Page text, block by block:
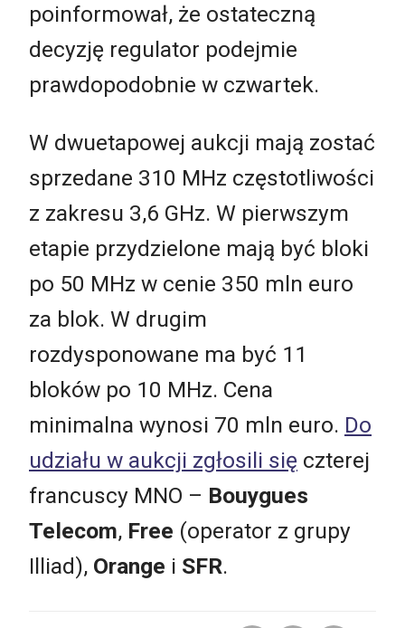
poinformował, że ostateczną
decyzję regulator podejmie
prawdopodobnie w czwartek.
W dwuetapowej aukcji mają zostać
sprzedane 310 MHz częstotliwości
z zakresu 3,6 GHz. W pierwszym
etapie przydzielone mają być bloki
po 50 MHz w cenie 350 mln euro
za blok. W drugim
rozdysponowane ma być 11
bloków po 10 MHz. Cena
minimalna wynosi 70 mln euro. Do
udziału w aukcji zgłosili się czterej
francuscy MNO – Bouygues
Telecom, Free (operator z grupy
Illiad), Orange i SFR.